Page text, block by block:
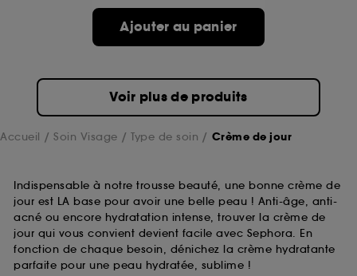
Ajouter au panier
Voir plus de produits
Accueil Soin Visage Type de soin Crème de jour
Indispensable à notre trousse beauté, une bonne crème de
jour est LA base pour avoir une belle peau ! Anti-âge, anti-
acné ou encore hydratation intense, trouver la crème de
jour qui vous convient devient facile avec Sephora. En
fonction de chaque besoin, dénichez la crème hydratante
parfaite pour une peau hydratée, sublime !
compte lors de votre prochaine visite sur le site
sans saisir à nouveau votre identifiant et mot de
A l'exception des cookies techniques, le dépôt et la
lecture de ces traceurs requiert votre accord. Vous
pouvez personnaliser vos choix concernant le dépôt
Sephora pourra associer les informations de
navigation collectées par ces Cookies, pour les
finalités acceptées, avec les données personnelles
collectées ou générées lors de votre activité en ligne
ou en magasin. Pour refuser tous les cookies, cliques
sur "continuer sans accepter". Voous pouvez à tout
moment choisir de retirer votrte consentement. Si vous